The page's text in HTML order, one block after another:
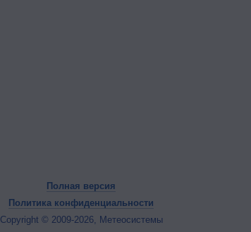
Полная версия
Политика конфиденциальности
Copyright © 2009-2026, Метеосистемы